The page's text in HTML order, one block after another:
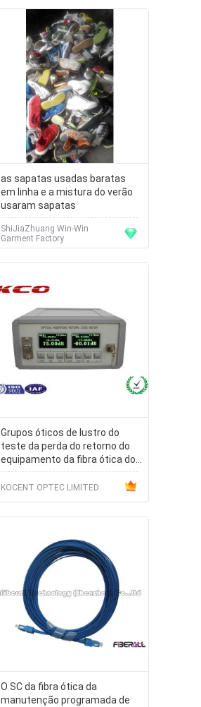
as sapatas usadas baratas
em linha e a mistura do verão
usaram sapatas
ShiJiaZhuang Win-Win
Garment Factory
Grupos óticos de lustro do
teste da perda do retorno do
equipamento da fibra ótica do
IL RL
KOCENT OPTEC LIMITED
O SC da fibra ótica da
manutenção programada de